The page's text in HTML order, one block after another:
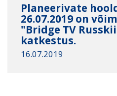
Planeerivate
26.07.2019 on
"Bridge TV
katkestus.
16.07.2019